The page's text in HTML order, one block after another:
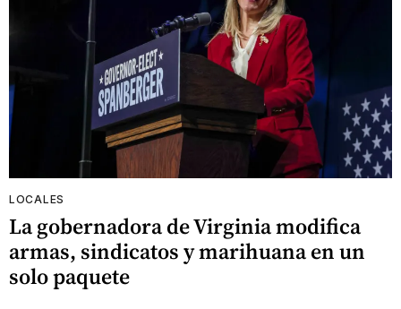
LOCALES
La gobernadora de Virginia modifica
armas, sindicatos y marihuana en un
solo paquete